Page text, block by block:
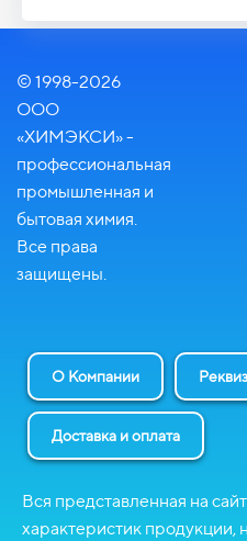
© 1998-2026
ООО
«ХИМЭКСИ» -
профессиональная
промышленная и
бытовая химия.
Все права
защищены.
О Компании
Доставка и оплата
Вся представленная на
характеристик продукции,